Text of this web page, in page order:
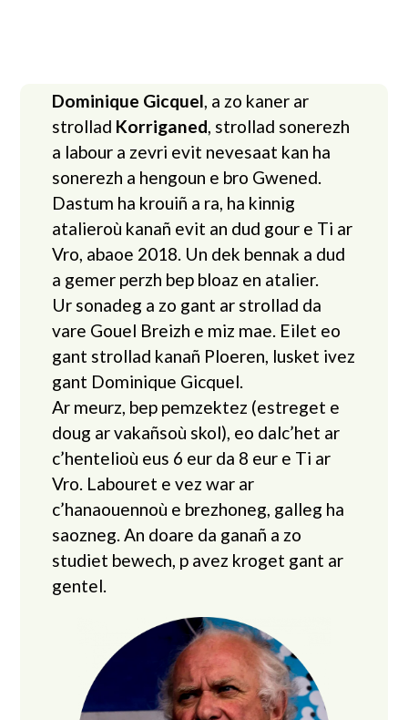
Dominique Gicquel, a zo kaner ar
strollad Korriganed, strollad sonerezh
a labour a zevri evit nevesaat kan ha
sonerezh a hengoun e bro Gwened.
Dastum ha krouiñ a ra, ha kinnig
atalieroù kanañ evit an dud gour e Ti ar
Vro, abaoe 2018. Un dek bennak a dud
a gemer perzh bep bloaz en atalier.
Ur sonadeg a zo gant ar strollad da
vare Gouel Breizh e miz mae. Eilet eo
gant strollad kanañ Ploeren, lusket ivez
gant Dominique Gicquel.
Ar meurz, bep pemzektez (estreget e
doug ar vakañsoù skol), eo dalc’het ar
c’hentelioù eus 6 eur da 8 eur e Ti ar
Vro. Labouret e vez war ar
c’hanaouennoù e brezhoneg, galleg ha
saozneg. An doare da ganañ a zo
studiet bewech, p avez kroget gant ar
gentel.